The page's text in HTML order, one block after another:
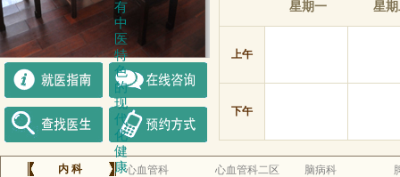
有
中
医
特
色
的
现
代
化
健
康
星期一 星
上午
下午
内科 心血管科 心血管科二区 脑病科